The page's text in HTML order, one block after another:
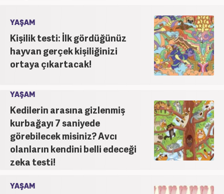
YAŞAM
Kişilik testi: İlk gördüğünüz
hayvan gerçek kişiliğinizi
ortaya çıkartacak!
YAŞAM
Kedilerin arasına gizlenmiş
kurbağayı 7 saniyede
görebilecek misiniz? Avcı
olanların kendini belli edeceği
zeka testi!
YAŞAM